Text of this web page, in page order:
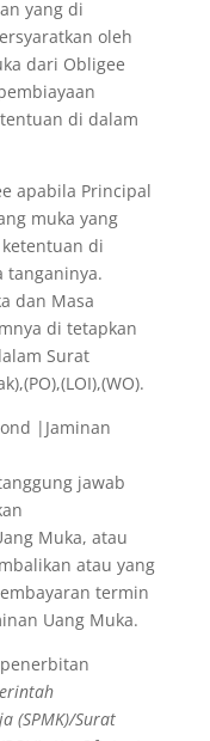
yang di
oleh
dari Obligee
di dalam
apabila Principal
muka yang
di
tanganinya.
dan Masa
di tetapkan
Surat
|Jaminan
jawab
Muka, atau
atau yang
termin
Uang Muka.
(SPMK)/Surat